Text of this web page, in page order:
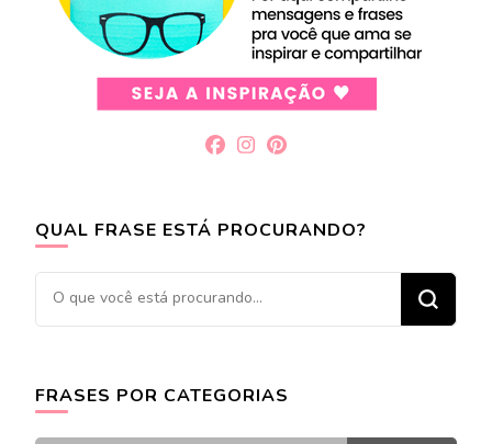
QUAL FRASE ESTÁ PROCURANDO?
Procurando
algo?
FRASES POR CATEGORIAS